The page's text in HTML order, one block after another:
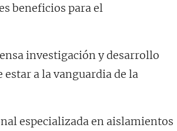
beneficios para el
investigación y desarrollo
a la vanguardia de la
especializada en aislamientos